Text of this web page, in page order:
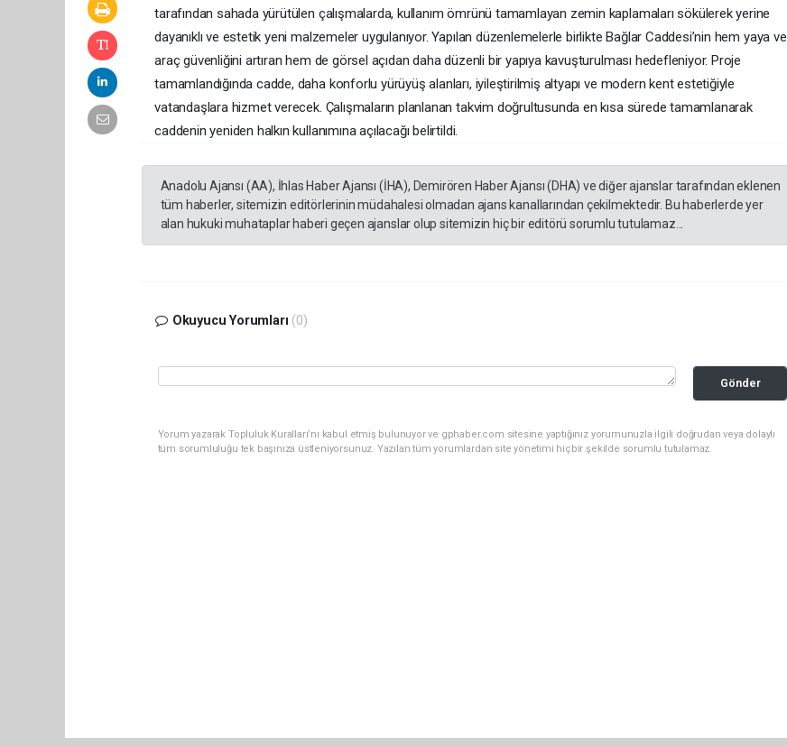
tarafından sahada yürütülen çalışmalarda, kullanım ömrünü tamamlayan zemin kaplamaları sökülerek yerine
dayanıklı ve estetik yeni malzemeler uygulanıyor. Yapılan düzenlemelerle birlikte Bağlar Caddesi’nin hem yaya ve
araç güvenliğini artıran hem de görsel açıdan daha düzenli bir yapıya kavuşturulması hedefleniyor. Proje
tamamlandığında cadde, daha konforlu yürüyüş alanları, iyileştirilmiş altyapı ve modern kent estetiğiyle
vatandaşlara hizmet verecek. Çalışmaların planlanan takvim doğrultusunda en kısa sürede tamamlanarak
caddenin yeniden halkın kullanımına açılacağı belirtildi.
Anadolu Ajansı (AA), İhlas Haber Ajansı (İHA), Demirören Haber Ajansı (DHA) ve diğer ajanslar tarafından eklenen
tüm haberler, sitemizin editörlerinin müdahalesi olmadan ajans kanallarından çekilmektedir. Bu haberlerde yer
alan hukuki muhataplar haberi geçen ajanslar olup sitemizin hiç bir editörü sorumlu tutulamaz...
Okuyucu Yorumları (0)
Gönder
Yorum yazarak Topluluk Kuralları’nı kabul etmiş bulunuyor ve gphaber.com sitesine yaptığınız yorumunuzla ilgili doğrudan veya dolaylı
tüm sorumluluğu tek başınıza üstleniyorsunuz. Yazılan tüm yorumlardan site yönetimi hiçbir şekilde sorumlu tutulamaz.